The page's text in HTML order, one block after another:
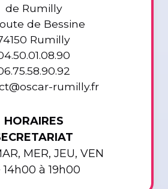
de Rumilly
de Bessine
Rumilly
rumilly.fr
HORAIRES
MER, JEU, VEN
14h00 à 19h00